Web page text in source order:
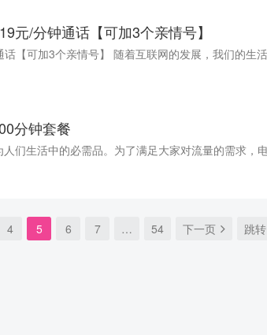
元/分钟通话【可加3个亲情号】
分钟套餐
4 5 6 7 … 54 下一页 跳转